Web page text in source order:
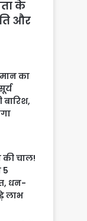
के
और
का
बारिश,
चाल!
5
धन-
लाभ